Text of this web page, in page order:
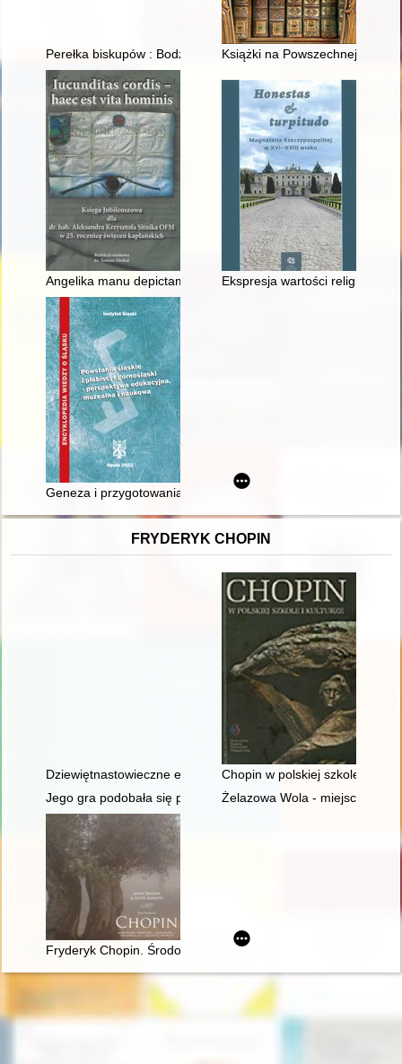
Perełka biskupów : Bodzentyn od XIV do XVIII wieku : miasto
Książki na Powszechnej
Angelika manu depictam" - legenda o powstaniu obrazu
Ekspresja wartości religijnych
Geneza i przygotowania do plebiscytu górnośląskiego z 20
FRYDERYK CHOPIN
Dziewiętnastowieczne edycje dzieł Fryderyka Chopina jako
Chopin w polskiej szkole i
Jego gra podobała się przede wszystkim damom... Chopin i
Żelazowa Wola - miejsce
Fryderyk Chopin. Środowisko społeczne, osobowość,